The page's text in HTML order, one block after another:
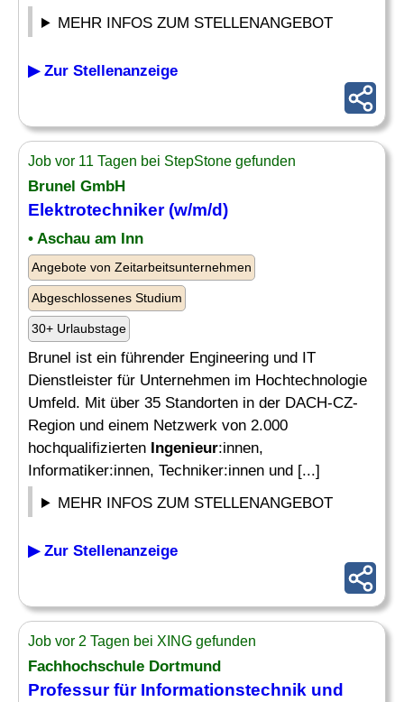
MEHR INFOS ZUM STELLENANGEBOT
▶ Zur Stellenanzeige
Job vor 11 Tagen bei StepStone gefunden
Brunel GmbH
Elektrotechniker (w/m/d)
• Aschau am Inn
Angebote von Zeitarbeitsunternehmen
Abgeschlossenes Studium
30+ Urlaubstage
Brunel ist ein führender Engineering und IT
Dienstleister für Unternehmen im Hochtechnologie
Umfeld. Mit über 35 Standorten in der DACH-CZ-
Region und einem Netzwerk von 2.000
hochqualifizierten Ingenieur:innen,
Informatiker:innen, Techniker:innen und [...]
MEHR INFOS ZUM STELLENANGEBOT
▶ Zur Stellenanzeige
Job vor 2 Tagen bei XING gefunden
Fachhochschule Dortmund
Professur für Informationstechnik und